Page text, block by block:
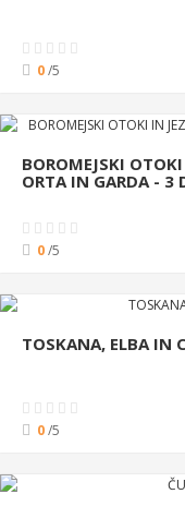
0/5
BOROMEJSKI
ORTA IN GARDA - 3
0/5
TOSKANA, ELBA IN
0/5